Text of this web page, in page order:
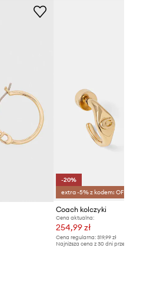
-20%
extra -5% z kodem: OFF*
Coach kolczyki
Cena aktualna:
254,99 zł
Cena regularna: 319,99 zł
Najniższa cena z 30 dni przed obniżką: